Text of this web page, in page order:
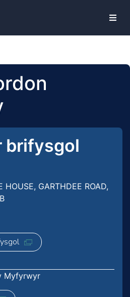
brifysgol
GARTHDEE ROAD,
Myfyrwyr